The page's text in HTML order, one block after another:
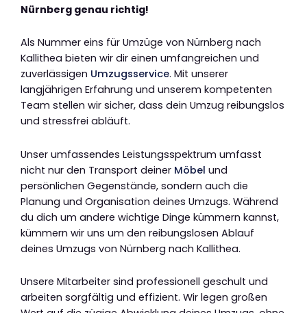
Nürnberg genau richtig!
Als Nummer eins für Umzüge von Nürnberg nach
Kallithea bieten wir dir einen umfangreichen und
zuverlässigen Umzugsservice. Mit unserer
langjährigen Erfahrung und unserem kompetenten
Team stellen wir sicher, dass dein Umzug reibungslos
und stressfrei abläuft.
Unser umfassendes Leistungsspektrum umfasst
nicht nur den Transport deiner Möbel und
persönlichen Gegenstände, sondern auch die
Planung und Organisation deines Umzugs. Während
du dich um andere wichtige Dinge kümmern kannst,
kümmern wir uns um den reibungslosen Ablauf
deines Umzugs von Nürnberg nach Kallithea.
Unsere Mitarbeiter sind professionell geschult und
arbeiten sorgfältig und effizient. Wir legen großen